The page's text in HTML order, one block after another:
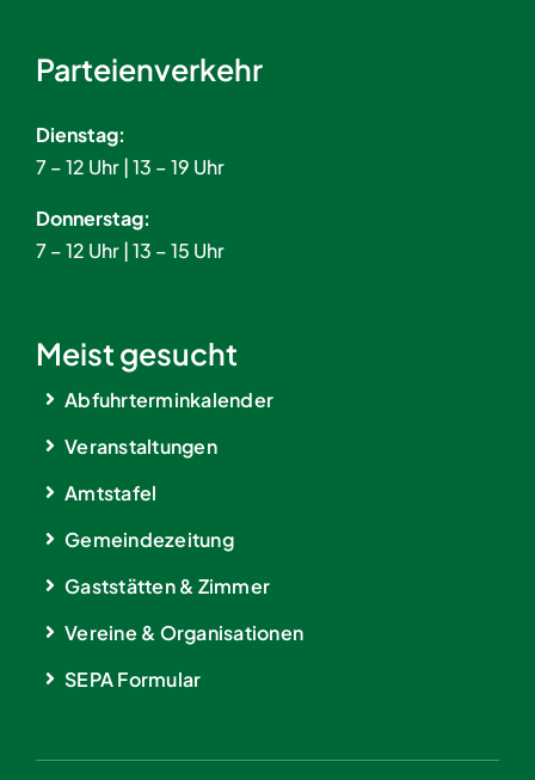
Parteienverkehr
Dienstag:
7 – 12 Uhr | 13 – 19 Uhr
Donnerstag:
7 – 12 Uhr | 13 – 15 Uhr
Meist gesucht
Abfuhrterminkalender
Veranstaltungen
Amtstafel
Gemeindezeitung
Gaststätten & Zimmer
Vereine & Organisationen
SEPA Formular